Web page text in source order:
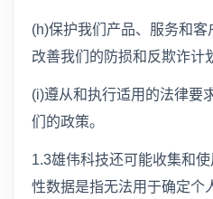
(h)保护我们产品、服务和
改善我们的防损和反欺诈计
(i)遵从和执行适用的法律要
们的政策。
1.3雄伟科技还可能收集和
性数据是指无法用于确定个